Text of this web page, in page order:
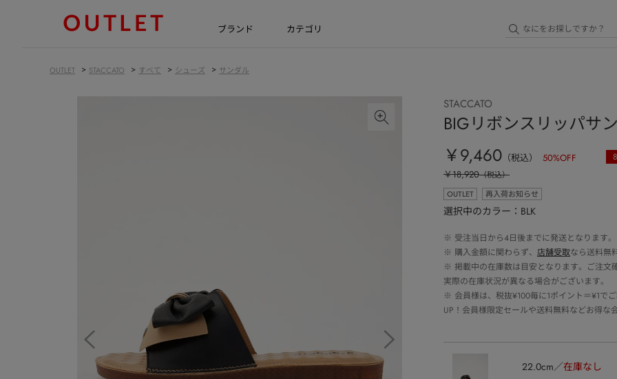
ブランド カテゴリ
OUTLET > STACCATO > すべて > シューズ > サンダル
STACCATO
BIGリボンスリッパサ
￥9,460 （税込） 50%OFF
￥18,920（税込）
OUTLET
再入荷お知らせ
選択中のカラー：BLK
※ 受注当日から4日後までに発送となります
※ 購入金額に関わらず、 店舗受取なら送料無
※ 掲載中の在庫数は目安となります。ご注文
実際の在庫状況が異なる場合がございます。
※ 会員様は、税抜¥100毎に1ポイント＝¥1で
UP！会員様限定セールや送料無料などお得な
22.0cm 在庫なし